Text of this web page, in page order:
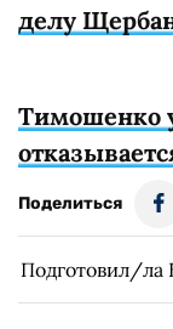
делу
Тимошенко
Поделиться
Подготовил/ла